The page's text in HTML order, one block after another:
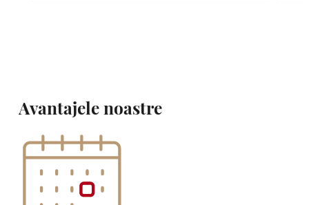
Avantajele noastre